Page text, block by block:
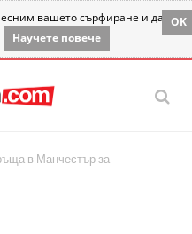
вашето сърфиране и да
Научете повече
OK
в Манчестър за